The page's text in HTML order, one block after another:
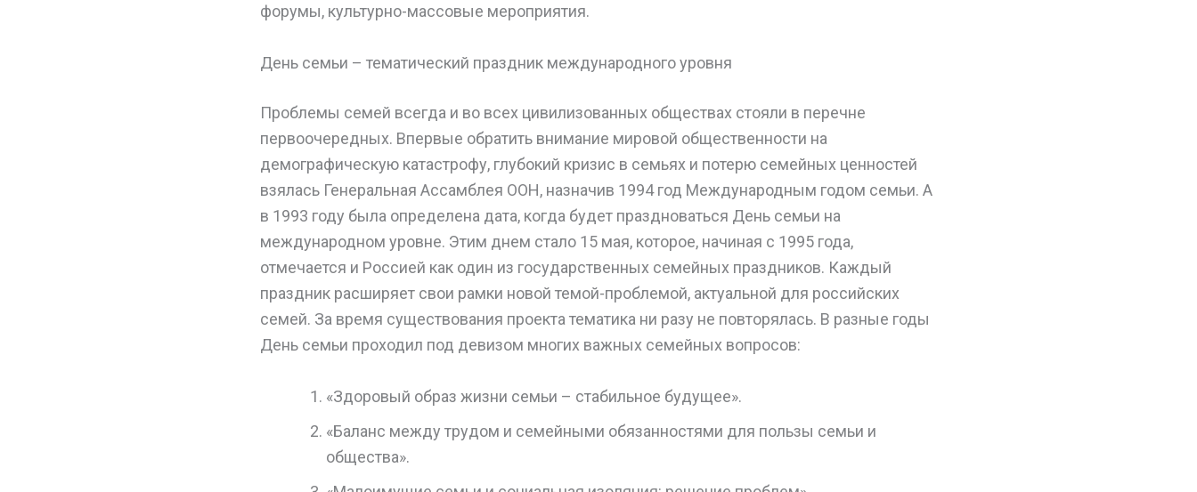
форумы, культурно-массовые мероприятия.
День семьи – тематический праздник международного уровня
Проблемы семей всегда и во всех цивилизованных обществах стояли в перечне
первоочередных. Впервые обратить внимание мировой общественности на
демографическую катастрофу, глубокий кризис в семьях и потерю семейных ценностей
взялась Генеральная Ассамблея ООН, назначив 1994 год Международным годом семьи. А
в 1993 году была определена дата, когда будет праздноваться День семьи на
международном уровне. Этим днем стало 15 мая, которое, начиная с 1995 года,
отмечается и Россией как один из государственных семейных праздников. Каждый
праздник расширяет свои рамки новой темой-проблемой, актуальной для российских
семей. За время существования проекта тематика ни разу не повторялась. В разные годы
День семьи проходил под девизом многих важных семейных вопросов:
«Здоровый образ жизни семьи – стабильное будущее».
«Баланс между трудом и семейными обязанностями для пользы семьи и
общества».